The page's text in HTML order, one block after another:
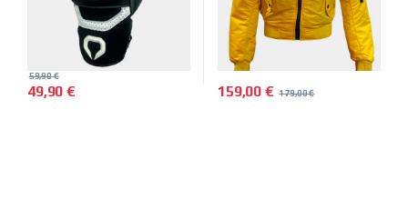
49,90€
59,90€
159,00€ 179,00€